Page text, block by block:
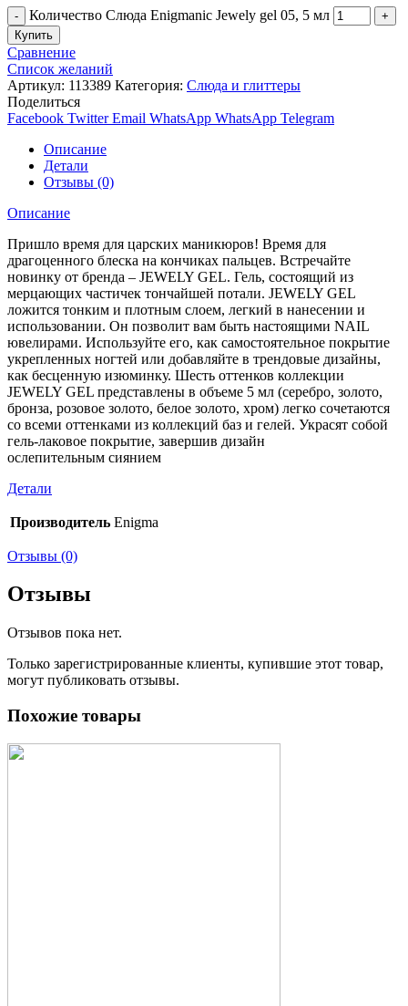
Количество Слюда Enigmanic Jewely gel 05, 5 мл
Купить
Сравнение
Список желаний
Артикул: 113389 Категория: Слюда и глиттеры
Поделиться
Facebook Twitter Email WhatsApp WhatsApp Telegram
Описание
Детали
Отзывы (0)
Описание
Пришло время для царских маникюров! Время для
драгоценного блеска на кончиках пальцев. Встречайте
новинку от бренда – JEWELY GEL. Гель, состоящий из
мерцающих частичек тончайшей потали. JEWELY GEL
ложится тонким и плотным слоем, легкий в нанесении и
использовании. Он позволит вам быть настоящими NAIL
ювелирами. Используйте его, как самостоятельное покрытие
укрепленных ногтей или добавляйте в трендовые дизайны,
как бесценную изюминку. Шесть оттенков коллекции
JEWELY GEL представлены в объеме 5 мл (серебро, золото,
бронза, розовое золото, белое золото, хром) легко сочетаются
со всеми оттенками из коллекций баз и гелей. Украсят собой
гель-лаковое покрытие, завершив дизайн
ослепительным сиянием
Детали
Производитель Enigma
Отзывы (0)
Отзывы
Отзывов пока нет.
Только зарегистрированные клиенты, купившие этот товар,
могут публиковать отзывы.
Похожие товары